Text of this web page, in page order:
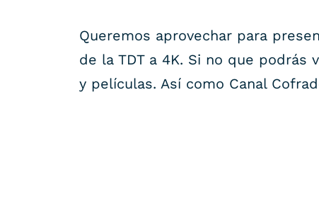
Queremos aprovechar para
de la TDT a 4K. Si no que
y películas. Así como Canal